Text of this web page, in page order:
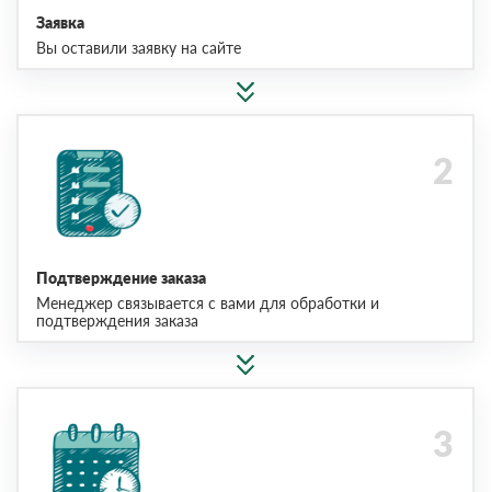
Заявка
Вы оставили заявку на сайте
Подтверждение заказа
Менеджер связывается с вами для обработки и
подтверждения заказа